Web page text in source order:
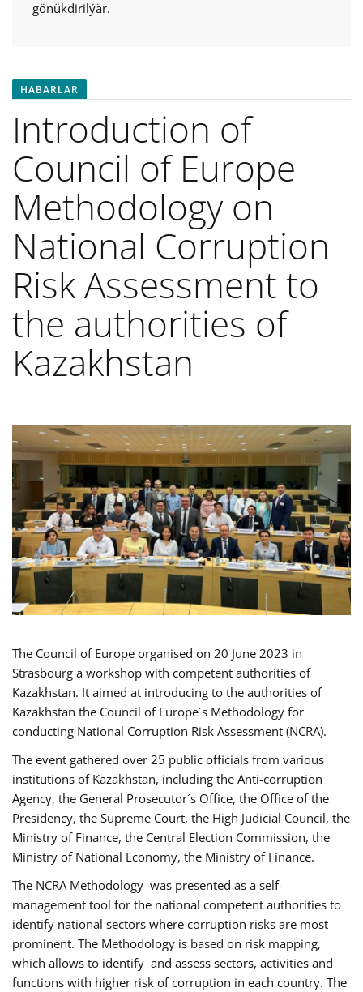
gönükdirilýär.
HABARLAR
Introduction of
Council of Europe
Methodology on
National Corruption
Risk Assessment to
the authorities of
Kazakhstan
The Council of Europe organised on 20 June 2023 in
Strasbourg a workshop with competent authorities of
Kazakhstan. It aimed at introducing to the authorities of
Kazakhstan the Council of Europe´s Methodology for
conducting National Corruption Risk Assessment (NCRA).
The event gathered over 25 public officials from various
institutions of Kazakhstan, including the Anti-corruption
Agency, the General Prosecutor´s Office, the Office of the
Presidency, the Supreme Court, the High Judicial Council, the
Ministry of Finance, the Central Election Commission, the
Ministry of National Economy, the Ministry of Finance.
The NCRA Methodology was presented as a self-
management tool for the national competent authorities to
identify national sectors where corruption risks are most
prominent. The Methodology is based on risk mapping,
which allows to identify and assess sectors, activities and
functions with higher risk of corruption in each country. The